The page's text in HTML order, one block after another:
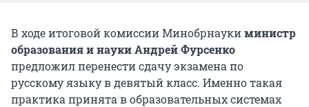
В ходе итоговой комиссии Минобрнаукиминистр
образования и науки Андрей Фурсенко
предложил перенести сдачу экзамена по
русскому языку в девятый класс. Именно такая
практика принята в образовательных системах